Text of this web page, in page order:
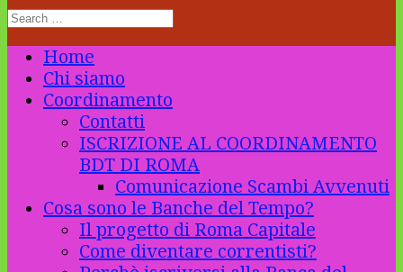
Home
Chi siamo
Coordinamento
Contatti
ISCRIZIONE AL COORDINAMENTO
BDT DI ROMA
Comunicazione Scambi Avvenuti
Cosa sono le Banche del Tempo?
Il progetto di Roma Capitale
Come diventare correntisti?